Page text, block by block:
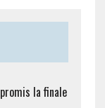
la finale